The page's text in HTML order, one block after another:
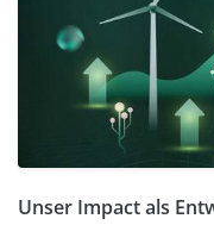
Unser Impact als